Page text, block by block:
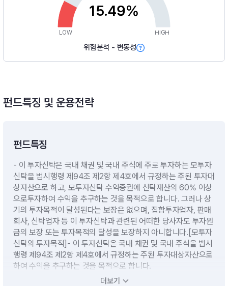
15.49%
LOW HIGH
위험분석 - 변동성
펀드특징 및 운용전략
펀드특징
- 이 투자신탁은 국내 채권 및 국내 주식에 주로 투자하는 모투자
신탁을 법시행령 제94조 제2항 제4호에서 규정하는 주된 투자대
상자산으로 하고, 모투자신탁 수익증권에 신탁재산의 60% 이상
으로투자하여 수익을 추구하는 것을 목적으로 합니다. 그러나 상
기의 투자목적이 달성된다는 보장은 없으며, 집합투자업자, 판매
회사, 신탁업자 등 이 투자신탁과 관련된 어떠한 당사자도 투자원
금의 보장 또는 투자목적의 달성을 보장하지 아니합니다.[모투자
신탁의 투자목적]- 이 투자신탁은 국내 채권 및 국내 주식을 법시
행령 제94조 제2항 제4호에서 규정하는 주된 투자대상자산으로
하여 수익을 추구하는 것을 목적으로 합니다.
더보기